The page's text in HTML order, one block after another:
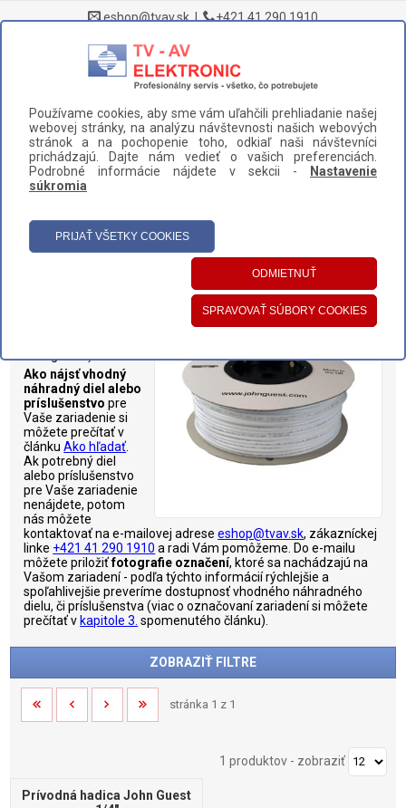
eshop@tvav.sk| +421 41 290 1910
DOMOV > NÁHRADNÉ DIELY A PRÍSLUŠENSTVO > CHLADNIČKY >
HADICE
UŽÍVATEĽSKÝ PANEL
KATEGÓRIE
Ako nájsť vhodný
náhradný diel alebo
príslušenstvo pre
Vaše zariadenie si
môžete prečítať v
článkuAko hľadať
Ak potrebný diel
alebo príslušenstvo
pre Vaše zariadenie
nenájdete, potom
nás môžete
kontaktovať na e-mailovej adreseeshop@tvav.sk, zákazníckej
linke +421 41 290 1910 a radi Vám pomôžeme. Do e-mailu
môžete priložiťfotografie označení, ktoré sa nachádzajú na
Vašom zariadení - podľa týchto informácií rýchlejšie a
spoľahlivejšie preveríme dostupnosť vhodného náhradného
dielu, či príslušenstva (viac o označovaní zariadení si môžete
prečítať v kapitole 3. spomenutého článku).
ZOBRAZIŤ FILTRE
stránka 1 z 1
1 produktov- zobraziť
Prívodná hadica John Guest
Používame cookies, aby sme vám uľahčili prehliadanie našej
webovej stránky, na analýzu návštevnosti našich webových
stránok a na pochopenie toho, odkiaľ naši návštevníci
prichádzajú. Dajte nám vedieť o vašich preferenciách.
Podrobné informácie nájdete v sekcii -
Nastavenie
súkromia